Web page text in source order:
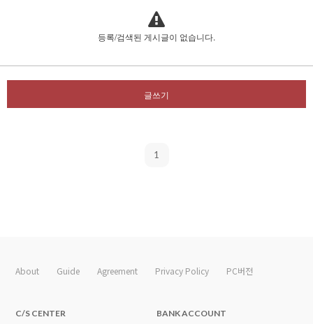
등록/검색된 게시글이 없습니다.
글쓰기
1
About Guide Agreement Privacy Policy PC버전
C/S CENTER BANK ACCOUNT